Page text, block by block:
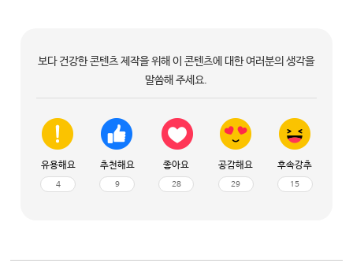
보다 건강한 콘텐츠 제작을 위해 이 콘텐츠에 대한 여러분의 생각을
말씀해 주세요.
유용해요
4
추천해요
9
좋아요
28
공감해요
29
후속강추
15